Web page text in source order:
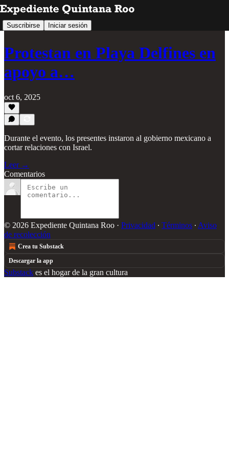
Suscribirse Iniciar sesión
Protestan en Playa Delfines en
apoyo a…
oct 6, 2025
Durante el evento, los presentes instaron al gobierno mexicano a
cortar relaciones con Israel.
Leer →
Comentarios
© 2026 Expediente Quintana Roo · Privacidad ∙ Términos ∙ Aviso
de recolección
Crea tu Substack
Descargar la app
Substack es el hogar de la gran cultura